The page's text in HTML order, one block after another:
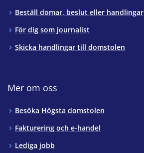
Beställ domar, beslut eller handlingar
För dig som journalist
Skicka handlingar till domstolen
Mer om oss
Besöka Högsta domstolen
Fakturering och e-handel
Lediga jobb